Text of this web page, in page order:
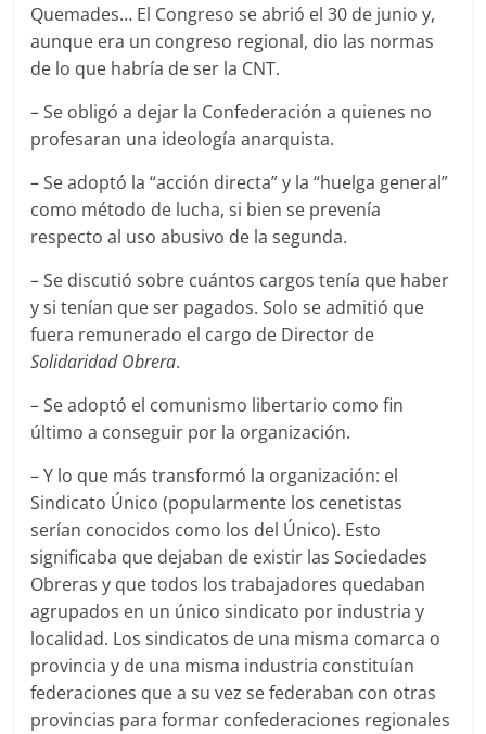
Quemades… El Congreso se abrió el 30 de junio y,
aunque era un congreso regional, dio las normas
de lo que habría de ser la CNT.
– Se obligó a dejar la Confederación a quienes no
profesaran una ideología anarquista.
– Se adoptó la “acción directa” y la “huelga general”
como método de lucha, si bien se prevenía
respecto al uso abusivo de la segunda.
– Se discutió sobre cuántos cargos tenía que haber
y si tenían que ser pagados. Solo se admitió que
fuera remunerado el cargo de Director de
Solidaridad Obrera.
– Se adoptó el comunismo libertario como fin
último a conseguir por la organización.
– Y lo que más transformó la organización: el
Sindicato Único (popularmente los cenetistas
serían conocidos como los del Único). Esto
significaba que dejaban de existir las Sociedades
Obreras y que todos los trabajadores quedaban
agrupados en un único sindicato por industria y
localidad. Los sindicatos de una misma comarca o
provincia y de una misma industria constituían
federaciones que a su vez se federaban con otras
provincias para formar confederaciones regionales